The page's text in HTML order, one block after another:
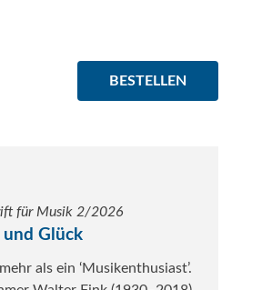
BESTELLEN
für Musik 2/2026
Glück
als ein ‘Musikenthusiast’.